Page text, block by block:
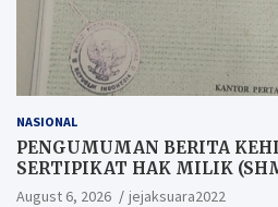
NASIONAL
PENGUMUMAN BERITA
SERTIPIKAT HAK MILIK
August 6, 2026
jejaksuara2022